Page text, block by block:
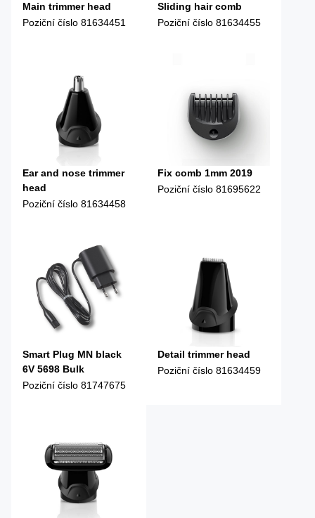
Main trimmer head
Poziční číslo 81634451
Sliding hair comb
Poziční číslo 81634455
Ear and nose trimmer
head
Poziční číslo 81634458
Fix comb 1mm 2019
Poziční číslo 81695622
Smart Plug MN black
6V 5698 Bulk
Poziční číslo 81747675
Detail trimmer head
Poziční číslo 81634459